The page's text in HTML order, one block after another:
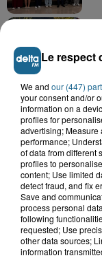
Le respect
We and our (447)
your consent and/or
information on a
profiles for
advertising; Measure
performance;
of data from different
profiles to
content; Use limited
detect fraud, and fix
Save and
process personal
following
requested; Use
other data sources;
information